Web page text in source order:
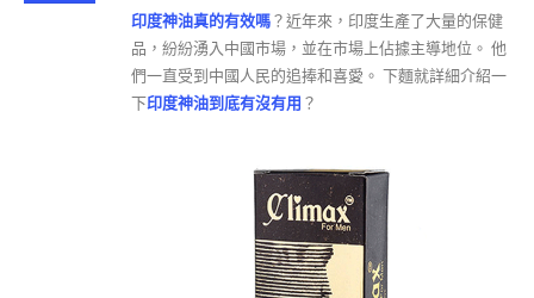
印度神油真的有效嗎？近年來，印度生產了大量的保健
品，紛紛湧入中國市場，並在市場上佔據主導地位。 他
們一直受到中國人民的追捧和喜愛。 下麵就詳細介紹一
下印度神油到底有沒有用 ？